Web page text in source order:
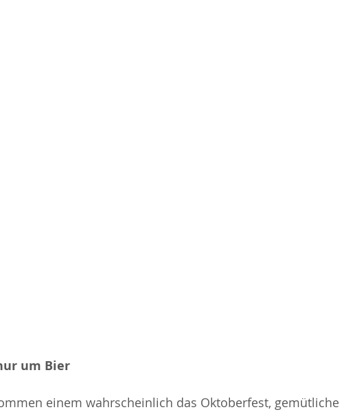
um Bier
einem wahrscheinlich das Oktoberfest, gemütliche